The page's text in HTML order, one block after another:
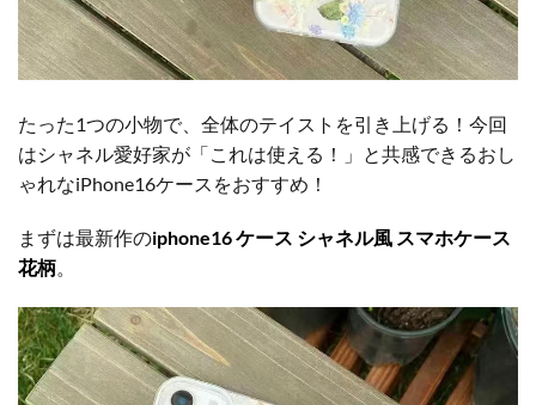
たった1つの小物で、全体のテイストを引き上げる！今回
はシャネル愛好家が「これは使える！」と共感できるおし
ゃれなiPhone16ケースをおすすめ！
まずは最新作のiphone16 ケース シャネル風 スマホケース
花柄。